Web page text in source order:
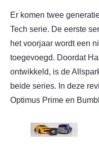
Er komen twee
Tech serie. De eerste
het voorjaar wordt een
toegevoegd. Doordat
ontwikkeld, is de
beide series. In deze
Optimus Prime en